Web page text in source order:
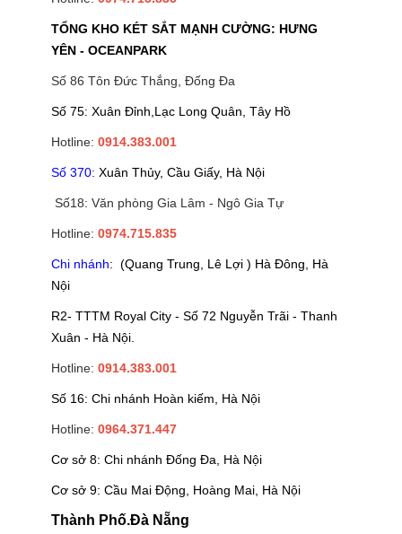
TỔNG KHO KÉT SẮT MẠNH CƯỜNG: HƯNG
YÊN - OCEANPARK
Số 86 Tôn Đức Thắng, Đống Đa
Số 75: Xuân Đỉnh,Lạc Long Quân, Tây Hồ
Hotline: 0914.383.001
Số 370: Xuân Thủy, Cầu Giấy, Hà Nội
Số18: Văn phòng Gia Lâm - Ngô Gia Tự
Hotline: 0974.715.835
Chi nhánh: (Quang Trung, Lê Lợi ) Hà Đông, Hà
Nội
R2- TTTM Royal City - Số 72 Nguyễn Trãi - Thanh
Xuân - Hà Nội.
Hotline: 0914.383.001
Số 16: Chi nhánh Hoàn kiếm, Hà Nội
Hotline: 0964.371.447
Cơ sở 8: Chi nhánh Đống Đa, Hà Nội
Cơ sở 9: Cầu Mai Động, Hoàng Mai, Hà Nội
Thành Phố.Đà Nẵng